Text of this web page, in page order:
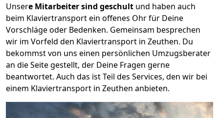
Unsere Mitarbeiter sind geschult und haben auch
beim Klaviertransport ein offenes Ohr für Deine
Vorschläge oder Bedenken. Gemeinsam besprechen
wir im Vorfeld den Klaviertransport in Zeuthen. Du
bekommst von uns einen persönlichen Umzugsberater
an die Seite gestellt, der Deine Fragen gerne
beantwortet. Auch das ist Teil des Services, den wir bei
einem Klaviertransport in Zeuthen anbieten.